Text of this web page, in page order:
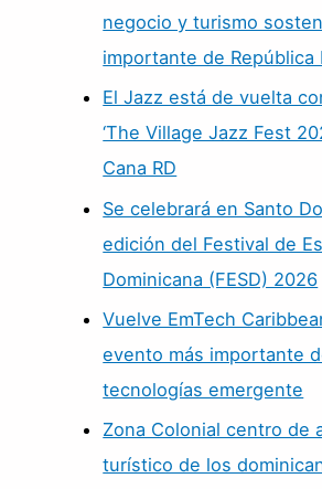
negocio y turismo
importante de República
El Jazz está de vuelta
‘The Village Jazz Fest
Cana RD
Se celebrará en Santo
edición del Festival de
Dominicana (FESD) 2026
Vuelve EmTech
evento más importante
tecnologías emergente
Zona Colonial centro de
turístico de los